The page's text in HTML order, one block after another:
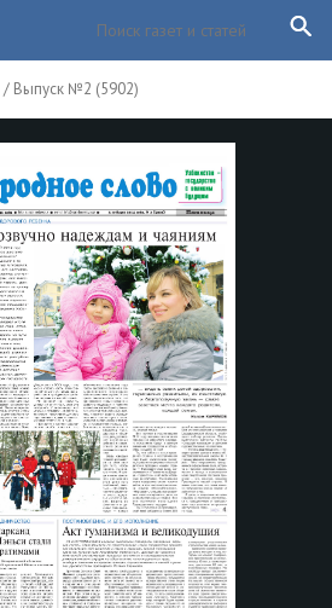
/ Выпуск №2 (5902)